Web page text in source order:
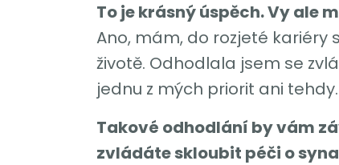
To je krásný úspěch. Vy ale
Ano, mám, do rozjeté kariéry
životě. Odhodlala jsem se
jednu z mých priorit ani tehdy.
Takové odhodlání by vám
zvládáte skloubit péči o